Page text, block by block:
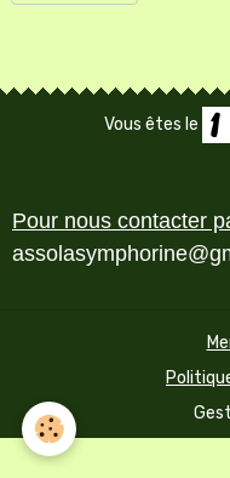
Vous êtes le
Pour nous contacter